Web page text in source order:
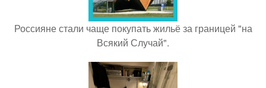
Россияне стали чаще покупать жильё за границей "на
Всякий Случай".